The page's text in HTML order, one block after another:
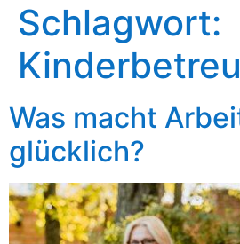
Schlagwort:
Was macht
glücklich?